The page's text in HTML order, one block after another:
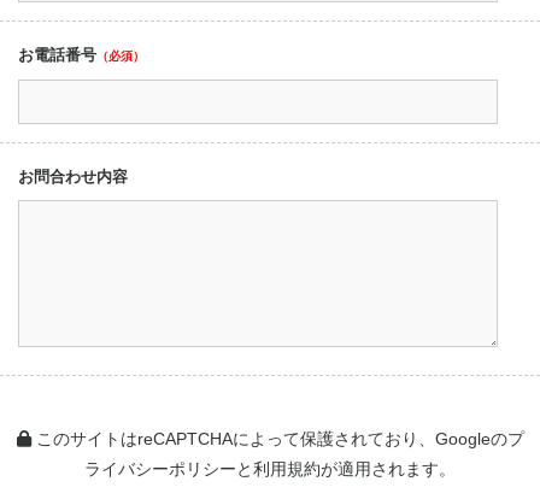
お電話番号 （必須）
お問合わせ内容
このサイトはreCAPTCHAによって保護されており、Googleのプ
ライバシーポリシーと利用規約が適用されます。